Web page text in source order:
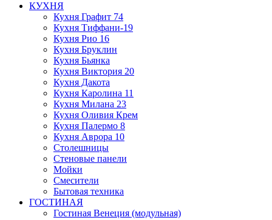
КУХНЯ
Кухня Графит 74
Кухня Тиффани-19
Кухня Рио 16
Кухня Бруклин
Кухня Бьянка
Кухня Виктория 20
Кухня Дакота
Кухня Каролина 11
Кухня Милана 23
Кухня Оливия Крем
Кухня Палермо 8
Кухня Аврора 10
Столешницы
Стеновые панели
Мойки
Смесители
Бытовая техника
ГОСТИНАЯ
Гостиная Венеция (модульная)